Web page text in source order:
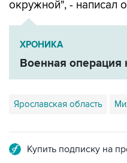
окружной", - написал
ХРОНИКА
Военная операция
Ярославская область
Купить подписку на